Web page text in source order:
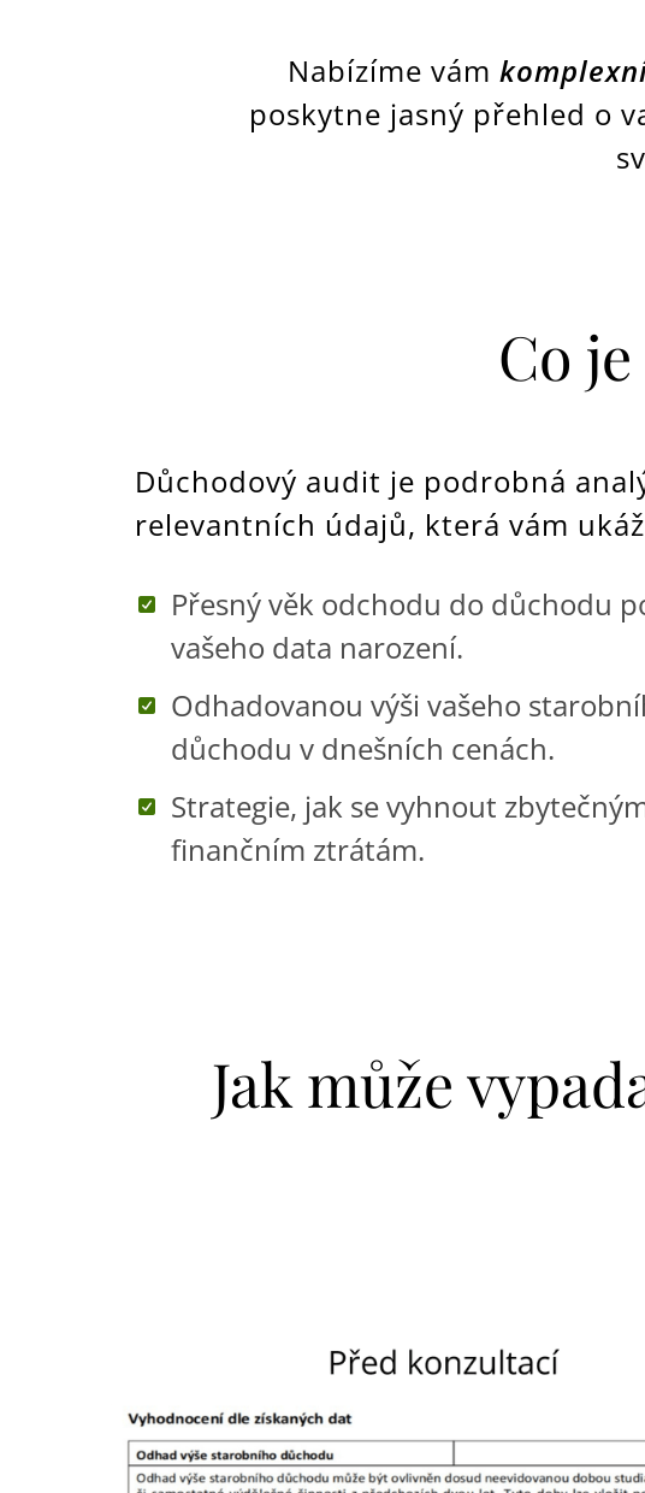
Nabízíme vám
poskytne jasný přehled o
Co
Důchodový audit je podrobná
relevantních údajů, která vám
Přesný věk odchodu do důchodu
vašeho data narození.
Odhadovanou výši vašeho
důchodu v dnešních cenách.
Strategie, jak se vyhnout
finančním ztrátám.
Jak může